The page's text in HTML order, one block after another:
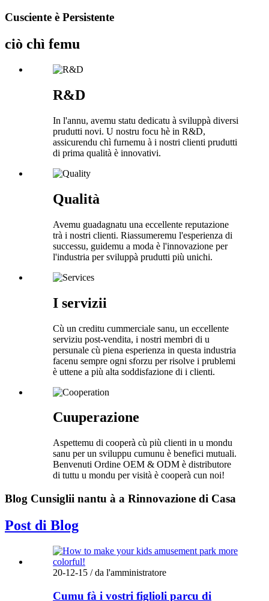
Cusciente è Persistente
ciò chì femu
R&D
In l'annu, avemu statu dedicatu à sviluppà diversi
prudutti novi. U nostru focu hè in R&D,
assicurendu chì furnemu à i nostri clienti prudutti
di prima qualità è innovativi.
Qualità
Avemu guadagnatu una eccellente reputazione
trà i nostri clienti. Riassumeremu l'esperienza di
successu, guidemu a moda è l'innovazione per
l'industria per sviluppà prudutti più unichi.
I servizii
Cù un creditu cummerciale sanu, un eccellente
serviziu post-vendita, i nostri membri di u
persunale cù piena esperienza in questa industria
facenu sempre ogni sforzu per risolve i prublemi
è uttene a più alta soddisfazione di i clienti.
Cuuperazione
Aspettemu di cooperà cù più clienti in u mondu
sanu per un sviluppu cumunu è benefici mutuali.
Benvenuti Ordine OEM & ODM è distributore
di tuttu u mondu per visità è cooperà cun noi!
Blog Cunsiglii nantu à a Rinnovazione di Casa
Post di Blog
20-12-15 / da l'amministratore
Cumu fà i vostri figlioli parcu di